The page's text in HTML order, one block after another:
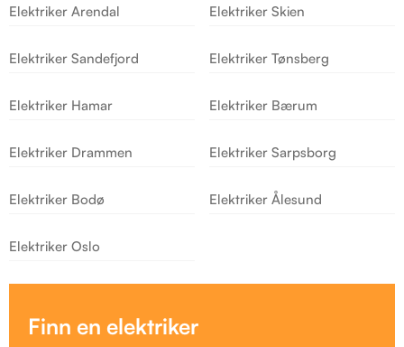
Elektriker Arendal Elektriker Skien
Elektriker Sandefjord Elektriker Tønsberg
Elektriker Hamar Elektriker Bærum
Elektriker Drammen Elektriker Sarpsborg
Elektriker Bodø Elektriker Ålesund
Elektriker Oslo
Finn en elektriker